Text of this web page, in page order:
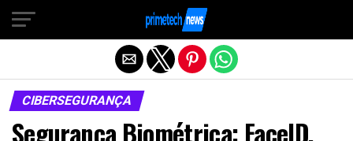
CIBERSEGURANÇA
Segurança Biométrica: FaceID,
Sair da versão mobile